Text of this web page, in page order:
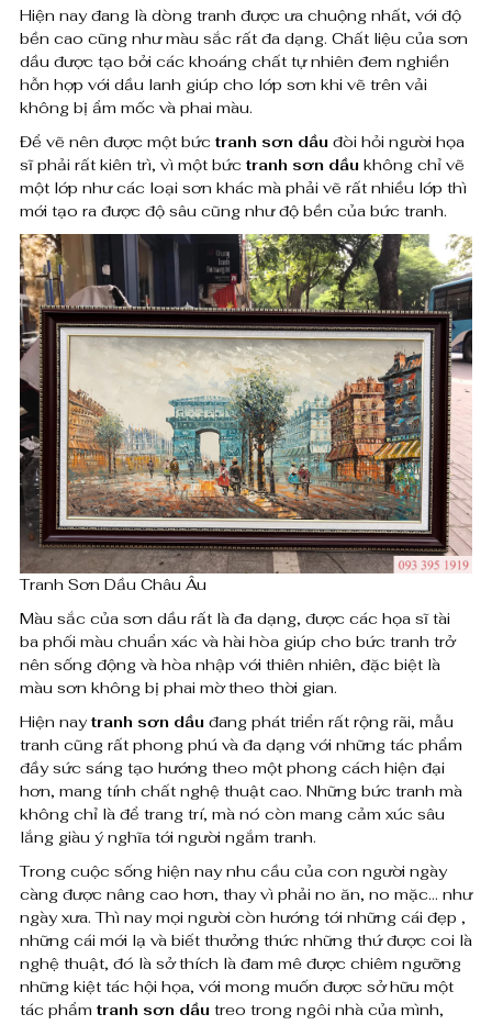
0
0
đ
ế
n
8
,
0
0
0
,
0
0
0
₫
u
T
â
n
C
ổ
ể
n
K
i
ế
n
T
r
ú
c
C
h
â
u
Â
u
s
ố
Hiện nay đang là dòng tranh được ưa chuộng nhất, với độ
bền cao cũng như màu sắc rất đa dạng. Chất liệu của sơn
dầu được tạo bởi các khoáng chất tự nhiên đem nghiền
hỗn hợp với dầu lanh giúp cho lớp sơn khi vẽ trên vải
không bị ẩm mốc và phai màu.
Để vẽ nên được một bức tranh sơn dầu đòi hỏi người họa
sĩ phải rất kiên trì, vì một bức tranh sơn dầu không chỉ vẽ
một lớp như các loại sơn khác mà phải vẽ rất nhiều lớp thì
mới tạo ra được độ sâu cũng như độ bền của bức tranh.
Tranh Sơn Dầu Châu Âu
Màu sắc của sơn dầu rất là đa dạng, được các họa sĩ tài
ba phối màu chuẩn xác và hài hòa giúp cho bức tranh trở
nên sống động và hòa nhập với thiên nhiên, đặc biệt là
màu sơn không bị phai mờ theo thời gian.
Hiện naytranh sơn dầu đang phát triển rất rộng rãi, mẫu
tranh cũng rất phong phú và đa dạng với những tác phẩm
đầy sức sáng tạo hướng theo một phong cách hiện đại
hơn, mang tính chất nghệ thuật cao. Những bức tranh mà
không chỉ là để trang trí, mà nó còn mang cảm xúc sâu
lắng giàu ý nghĩa tới người ngắm tranh.
Trong cuộc sống hiện nay nhu cầu của con người ngày
càng được nâng cao hơn, thay vì phải no ăn, no mặc… như
ngày xưa. Thì nay mọi người còn hướng tới những cái đẹp ,
những cái mới lạ và biết thưởng thức những thứ được coi là
nghệ thuật, đó là sở thích là đam mê được chiêm ngưỡng
những kiệt tác hội họa, với mong muốn được sở hữu một
tác phẩm tranh sơn dầu treo trong ngôi nhà của mình,